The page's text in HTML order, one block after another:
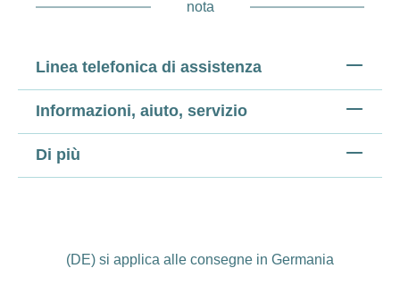
nota
Linea telefonica di assistenza
Informazioni, aiuto, servizio
Di più
(DE) si applica alle consegne in Germania